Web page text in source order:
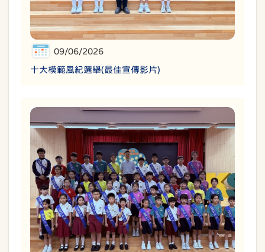
09/06/2026
十大模範風紀選舉(最佳宣傳影片)